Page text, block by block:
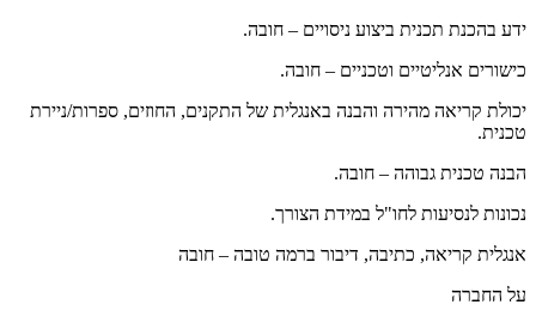
ידע בהכנת תכנית ביצוע ניסויים – חובה.
כישורים אנליטיים וטכניים – חובה.
יכולת קריאה מהירה והבנה באנגלית של התקנים, החוזים, ספרות/ניירת
טכנית.
הבנה טכנית גבוהה – חובה.
נכונות לנסיעות לחו"ל במידת הצורך.
אנגלית קריאה, כתיבה, דיבור ברמה טובה – חובה
על החברה